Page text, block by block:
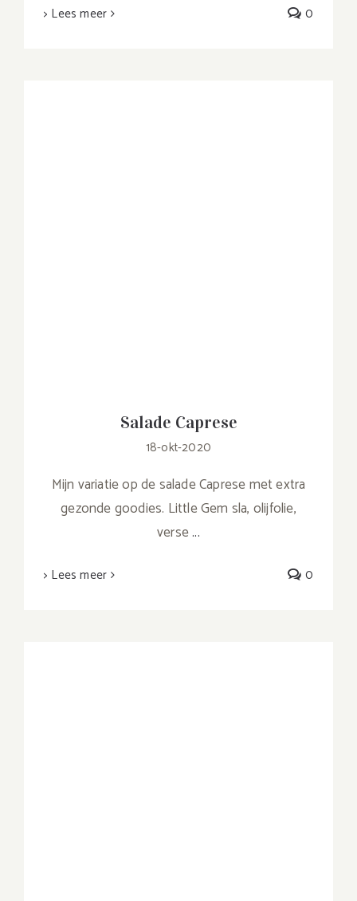
> Lees meer 0
Salade Caprese
18-okt-2020
Mijn variatie op de salade Caprese met extra
gezonde goodies. Little Gem sla, olijfolie,
verse...
> Lees meer 0